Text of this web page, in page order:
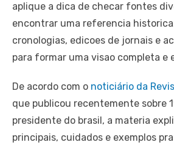
aplique a dica de checar fontes
encontrar uma referencia
cronologias, edicoes de jornais e
para formar uma visao completa e
De acordo com o noticiário da
que publicou recentemente sobre
presidente do brasil, a materia
principais, cuidados e exemplos